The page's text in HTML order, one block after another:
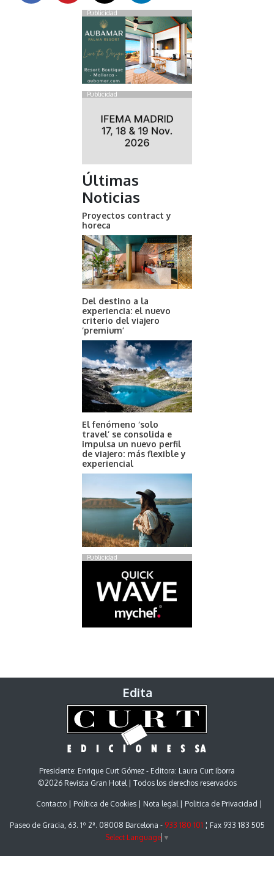
Publicidad
Publicidad
Últimas
Noticias
Proyectos contract y
horeca
Del destino a la
experiencia: el nuevo
criterio del viajero
‘premium’
El fenómeno ‘solo
travel’ se consolida e
impulsa un nuevo perfil
de viajero: más flexible y
experiencial
Publicidad
Edita
Presidente: Enrique Curt Gómez - Editora: Laura Curt Iborra
©2026 Revista Gran Hotel | Todos los derechos reservados
Contacto Política de Cookies Nota legal Politica de Privacidad
Paseo de Gracia, 63. 1º 2ª. 08008 Barcelona - 933 180 101 ¦ Fax 933 183 505
Select Language ▼